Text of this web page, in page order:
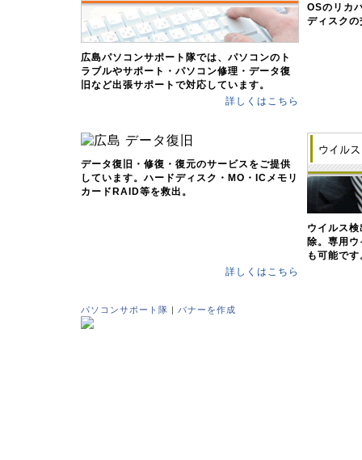
広島パソコンサポート隊では、パソコンのト
ラブルやサポート・パソコン修理・データ復
旧など出張サポートで対応しています。
詳しくはこちら
OSのリカ
ディスク
データ復旧・修復・復元のサービスをご提供
しています。ハードディスク・MO・ICメモリ
カードRAID等を救出。
詳しくはこちら
ウイルス
除。専用
も可能です
パソコンサポート隊 | バナーを作成